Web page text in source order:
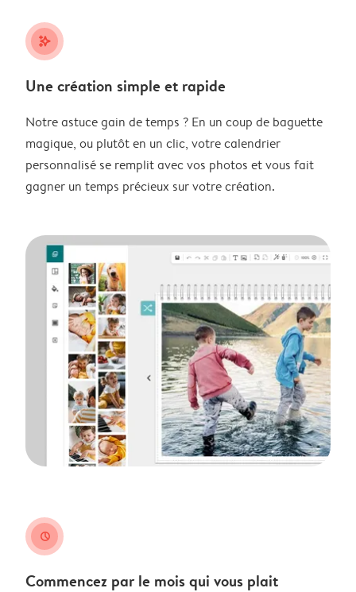
stars_plus
Une création simple et rapide
Notre astuce gain de temps ? En un coup de baguette
magique, ou plutôt en un clic, votre calendrier
personnalisé se remplit avec vos photos et vous fait
gagner un temps précieux sur votre création.
clock
Commencez par le mois qui vous plait